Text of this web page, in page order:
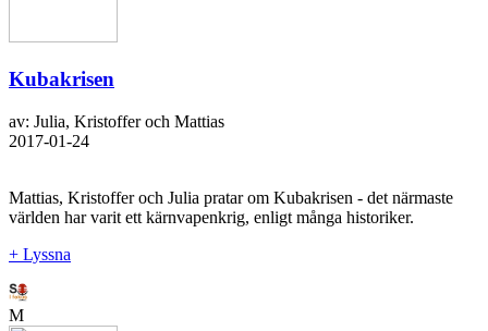
Kubakrisen
av: Julia, Kristoffer och Mattias
2017-01-24
Mattias, Kristoffer och Julia pratar om Kubakrisen - det närmaste
världen har varit ett kärnvapenkrig, enligt många historiker.
+ Lyssna
M